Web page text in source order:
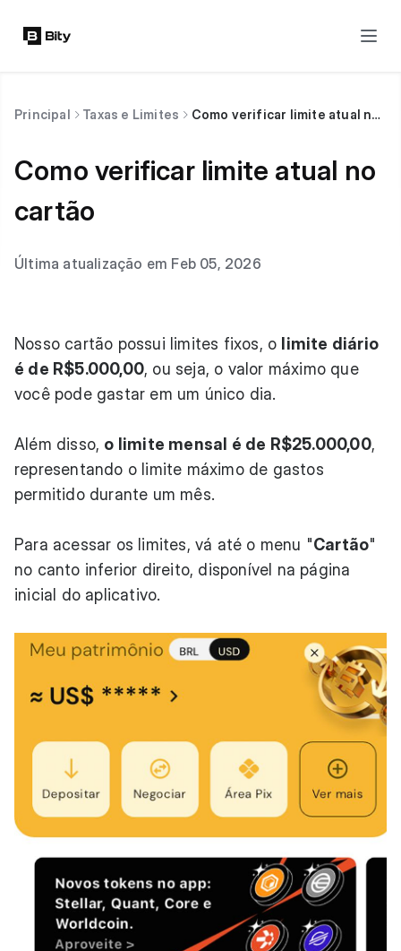
Principal Taxas e Limites Como verificar limite atual no cartão
Como verificar limite atual no
cartão
Última atualização em Feb 05, 2026
Nosso cartão possui limites fixos, o limite diário
é de R$5.000,00, ou seja, o valor máximo que
você pode gastar em um único dia.
Além disso, o limite mensal é de R$25.000,00,
representando o limite máximo de gastos
permitido durante um mês.
Para acessar os limites, vá até o menu "Cartão"
no canto inferior direito, disponível na página
inicial do aplicativo.